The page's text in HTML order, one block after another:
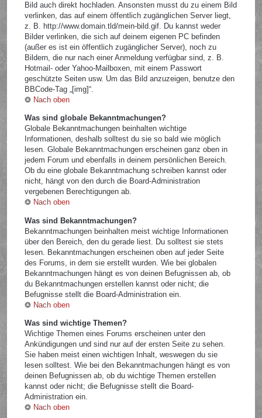
Bild auch direkt hochladen. Ansonsten musst du zu einem Bild
verlinken, das auf einem öffentlich zugänglichen Server liegt,
z. B. http://www.domain.tld/mein-bild.gif. Du kannst weder
Bilder verlinken, die sich auf deinem eigenen PC befinden
(außer es ist ein öffentlich zugänglicher Server), noch zu
Bildern, die nur nach einer Anmeldung verfügbar sind, z. B.
Hotmail- oder Yahoo-Mailboxen, mit einem Passwort
geschützte Seiten usw. Um das Bild anzuzeigen, benutze den
BBCode-Tag „[img]“.
Nach oben
Was sind globale Bekanntmachungen?
Globale Bekanntmachungen beinhalten wichtige
Informationen, deshalb solltest du sie so bald wie möglich
lesen. Globale Bekanntmachungen erscheinen ganz oben in
jedem Forum und ebenfalls in deinem persönlichen Bereich.
Ob du eine globale Bekanntmachung schreiben kannst oder
nicht, hängt von den durch die Board-Administration
vergebenen Berechtigungen ab.
Nach oben
Was sind Bekanntmachungen?
Bekanntmachungen beinhalten meist wichtige Informationen
über den Bereich, den du gerade liest. Du solltest sie stets
lesen. Bekanntmachungen erscheinen oben auf jeder Seite
des Forums, in dem sie erstellt wurden. Wie bei globalen
Bekanntmachungen hängt es von deinen Befugnissen ab, ob
du Bekanntmachungen erstellen kannst oder nicht; die
Befugnisse stellt die Board-Administration ein.
Nach oben
Was sind wichtige Themen?
Wichtige Themen eines Forums erscheinen unter den
Ankündigungen und sind nur auf der ersten Seite zu sehen.
Sie haben meist einen wichtigen Inhalt, weswegen du sie
lesen solltest. Wie bei den Bekanntmachungen hängt es von
deinen Befugnissen ab, ob du wichtige Themen erstellen
kannst oder nicht; die Befugnisse stellt die Board-
Administration ein.
Nach oben